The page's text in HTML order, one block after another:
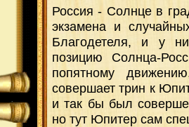
Россия - Солнце в
экзамена и
Благодетеля, и у
позицию Солнца-
попятному
совершает трин к
и так бы был
но тут Юпитер сам